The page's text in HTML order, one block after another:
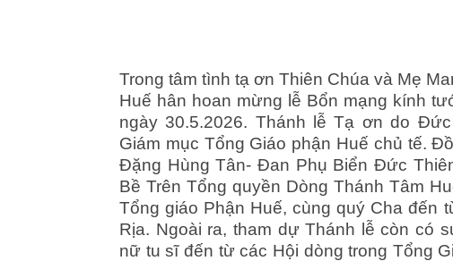
(Lc
Trong tâm tình tạ ơn Thiên Chúa và Mẹ
Huế hân hoan mừng lễ Bổn mạng kính
ngày 30.5.2026. Thánh lễ Tạ ơn do
Giám mục Tổng Giáo phận Huế chủ tế.
Đặng Hùng Tân- Đan Phụ Biển Đức
Bề Trên Tổng quyền Dòng Thánh Tâm
Tổng giáo Phận Huế, cùng quý Cha đến
Rịa. Ngoài ra, tham dự Thánh lễ còn có
nữ tu sĩ đến từ các Hội dòng trong Tổng